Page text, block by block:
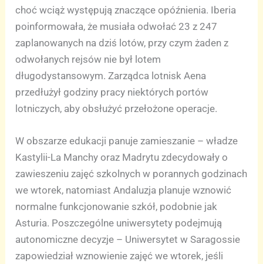
choć wciąż występują znaczące opóźnienia. Iberia
poinformowała, że musiała odwołać 23 z 247
zaplanowanych na dziś lotów, przy czym żaden z
odwołanych rejsów nie był lotem
długodystansowym. Zarządca lotnisk Aena
przedłużył godziny pracy niektórych portów
lotniczych, aby obsłużyć przełożone operacje.
W obszarze edukacji panuje zamieszanie – władze
Kastylii-La Manchy oraz Madrytu zdecydowały o
zawieszeniu zajęć szkolnych w porannych godzinach
we wtorek, natomiast Andaluzja planuje wznowić
normalne funkcjonowanie szkół, podobnie jak
Asturia. Poszczególne uniwersytety podejmują
autonomiczne decyzje – Uniwersytet w Saragossie
zapowiedział wznowienie zajęć we wtorek, jeśli